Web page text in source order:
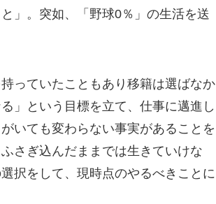
」。突如、「野球0％」の生活を送
っていたこともあり移籍は選ばなか
」という目標を立て、仕事に邁進し
いても変わらない事実があることを
さぎ込んだままでは生きていけな
択をして、現時点のやるべきことに